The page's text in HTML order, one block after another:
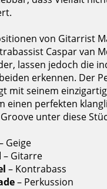
von Gitarrist
Caspar van
lassen jedoch die
erkennen. Der
mit seinem
einen perfekten
unter diese
Geige
– Gitarre
– Kontrabass
– Perkussion